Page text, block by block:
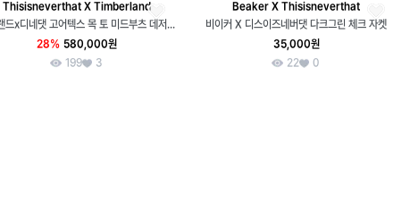
Thisisneverthat X Timberland
28% 580,000원
199
3
Beaker X Thisisneverthat
비이커 X 디스이즈네버댓 다크그린 체크 자켓
35,000원
22
0